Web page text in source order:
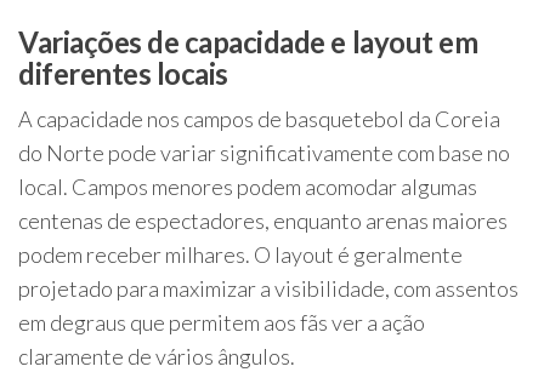
Variações de capacidade e layout em
diferentes locais
A capacidade nos campos de basquetebol da Coreia
do Norte pode variar significativamente com base no
local. Campos menores podem acomodar algumas
centenas de espectadores, enquanto arenas maiores
podem receber milhares. O layout é geralmente
projetado para maximizar a visibilidade, com assentos
em degraus que permitem aos fãs ver a ação
claramente de vários ângulos.